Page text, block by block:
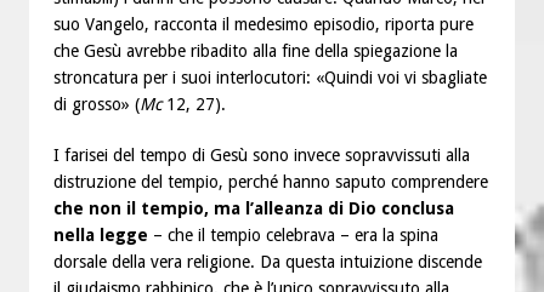
suo Vangelo, racconta il medesimo episodio, riporta pure
che Gesù avrebbe ribadito alla fine della spiegazione la
stroncatura per i suoi interlocutori: «Quindi voi vi sbagliate
di grosso» (Mc12, 27).
I farisei del tempo di Gesù sono invece sopravvissuti alla
distruzione del tempio, perché hanno saputo comprendere
che non il tempio, ma l’alleanza di Dio conclusa
nella legge – che il tempio celebrava – era la spina
dorsale della vera religione. Da questa intuizione discende